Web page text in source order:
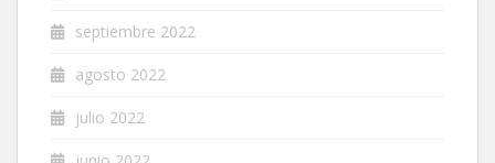
septiembre 2022
agosto 2022
julio 2022